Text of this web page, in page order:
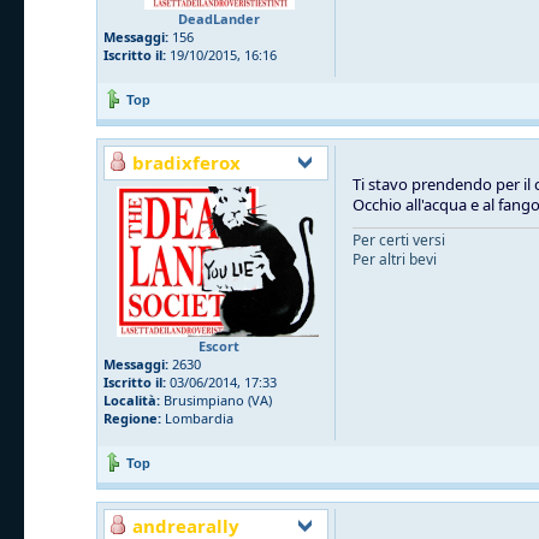
DeadLander
Messaggi: 156
Iscritto il: 19/10/2015, 16:16
Top
bradixferox
Escort
Messaggi: 2630
Iscritto il: 03/06/2014, 17:33
Località: Brusimpiano (VA)
Regione: Lombardia
Ti stavo prendendo per il
Occhio all'acqua e al fango
Per certi versi
Per altri bevi
Top
andrearally